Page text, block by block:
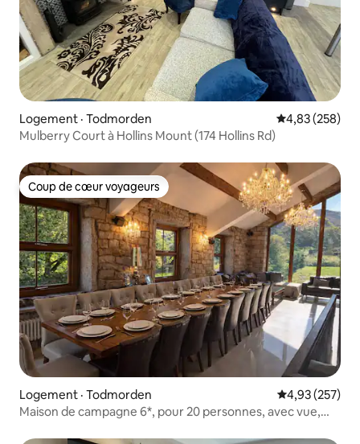
Logement · Todmorden Note
4,83 (258)
Mulberry Court à Hollins Mount (174 Hollins Rd)
Coup de cœur voyageurs
Coup de cœur voyageurs
Logement · Todmorden Note
4,93 (257)
Maison de campagne 6*, pour 20 personnes, avec vue,